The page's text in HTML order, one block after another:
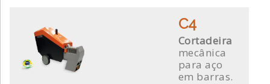
C4
Cortadeira
mecânica
para aço
em barras.